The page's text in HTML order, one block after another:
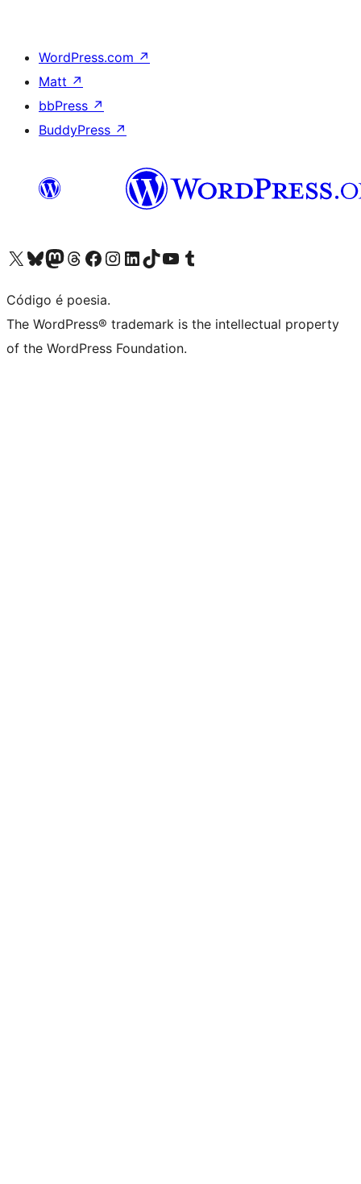
WordPress.com ↗
Matt ↗
bbPress ↗
BuddyPress ↗
Acessar nossa conta do X (antigo Twitter)
Acessar nossa conta do Bluesky
Acessar nossa conta do Mastodon
Acessar nossa conta do Threads
Acessar nossa página do Facebook
Acessar nossa conta do Instagram
Acessar nossa conta do LinkedIn
Acessar nossa conta do TikTok
Acessar nosso canal do YouTube
Acessar nossa conta no Tumblr
Código é poesia.
The WordPress® trademark is the intellectual property
of the WordPress Foundation.